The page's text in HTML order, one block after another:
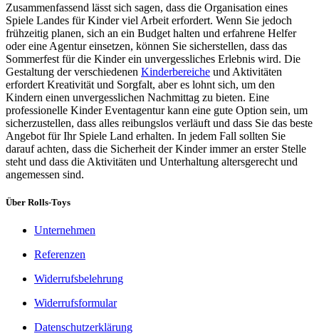
Zusammenfassend lässt sich sagen, dass die Organisation eines
Spiele Landes für Kinder viel Arbeit erfordert. Wenn Sie jedoch
frühzeitig planen, sich an ein Budget halten und erfahrene Helfer
oder eine Agentur einsetzen, können Sie sicherstellen, dass das
Sommerfest für die Kinder ein unvergessliches Erlebnis wird. Die
Gestaltung der verschiedenen Kinderbereiche und Aktivitäten
erfordert Kreativität und Sorgfalt, aber es lohnt sich, um den
Kindern einen unvergesslichen Nachmittag zu bieten. Eine
professionelle Kinder Eventagentur kann eine gute Option sein, um
sicherzustellen, dass alles reibungslos verläuft und dass Sie das beste
Angebot für Ihr Spiele Land erhalten. In jedem Fall sollten Sie
darauf achten, dass die Sicherheit der Kinder immer an erster Stelle
steht und dass die Aktivitäten und Unterhaltung altersgerecht und
angemessen sind.
Über Rolls-Toys
Unternehmen
Referenzen
Widerrufsbelehrung
Widerrufsformular
Datenschutzerklärung